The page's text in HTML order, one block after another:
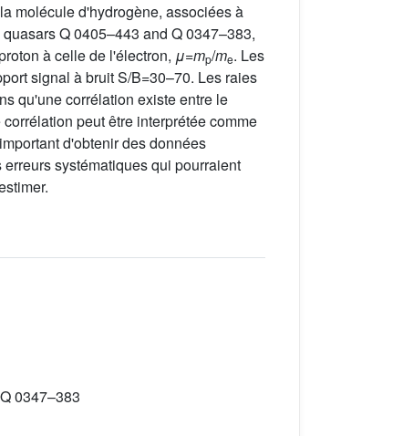
molécule d'hydrogène, associées à
Q 0405–443 and Q 0347–383,
à celle de l'électron, μ=mp/me. Les
signal à bruit S/B=30–70. Les raies
qu'une corrélation existe entre le
corrélation peut être interprétée comme
d'obtenir des données
systématiques qui pourraient
0347–383